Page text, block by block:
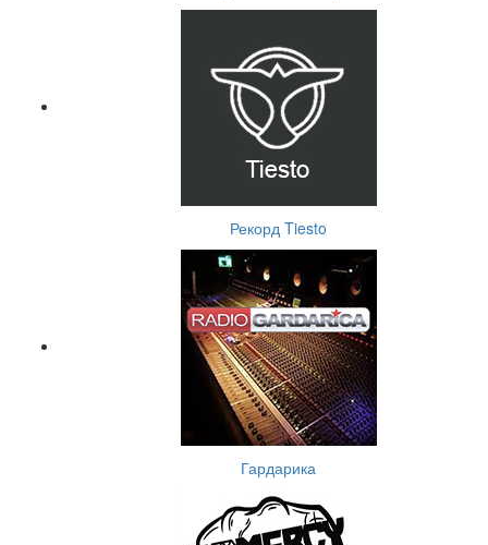
Рекорд Tiesto
Гардарика